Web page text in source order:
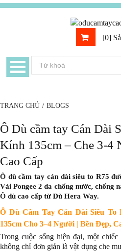
[0]
TRANG CHỦ / BLOGS
Ô Dù cầm tay Cán Dài
Kính 135cm – Che 3-4
Cao Cấp
Ô dù cầm tay cán dài siêu to R75
Vải Pongee 2 da chống nước, chống
Ô dù cao cấp từ Dù Hera Way.
Ô Dù Cầm Tay Cán Dài Siêu To
135cm Cho 3–4 Người | Bền Đẹp,
Trong cuộc sống hiện đại, một chiếc
không chỉ đơn giản là vật dụng che